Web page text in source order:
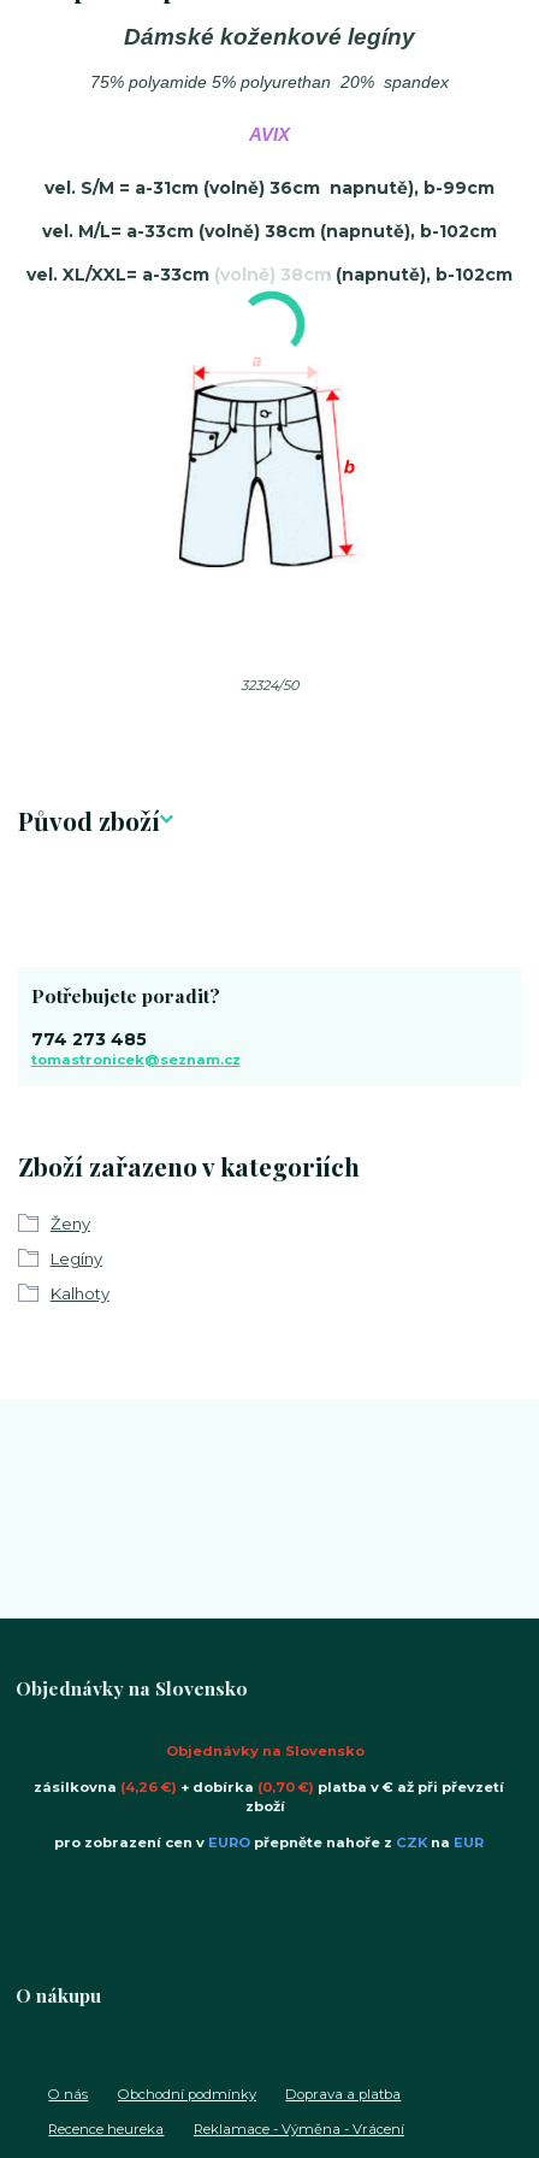
Dámské koženkové legíny
75% polyamide 5% polyurethan 20% spandex
AVIX
vel. S/M = a-31cm (volně) 36cm napnutě), b-99cm
vel. M/L= a-33cm (volně) 38cm (napnutě), b-102cm
vel. XL/XXL= a-33cm (volně) 38cm (napnutě), b-102cm
32324/50
Původ zboží
Zboží zařazeno v kategoriích
Ženy
Legíny
Kalhoty
Potřebujete poradit?
774 273 485
tomastronicek@seznam.cz
Objednávky na Slovensko
Objednávky na Slovensko
zásilkovna (4,26 €) + dobírka (0,70 €) platba v € až při převzetí
zboží
pro zobrazení cen v EURO přepněte nahoře z CZK na EUR
O nákupu
O nás Obchodní podmínky Doprava a platba
Recence heureka Reklamace - Výměna - Vrácení